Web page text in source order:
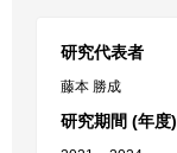
研究代表者
藤本 勝成
研究期間 (年度)